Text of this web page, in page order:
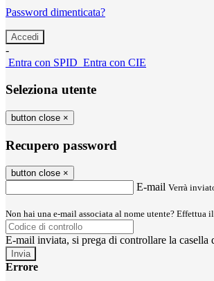
Password dimenticata?
-
Entra con SPID Entra con CIE
Seleziona utente
button close ×
Recupero password
button close ×
E-mail Verrà
Non hai una e-mail associata al nome utente? Effettua
E-mail inviata, si prega di controllare la casella
Errore